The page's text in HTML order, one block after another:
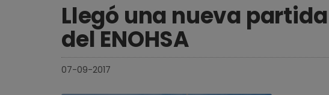
Llegó una nueva
del ENOHSA
07-09-2017